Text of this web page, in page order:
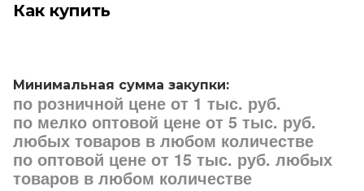
Как купить
Минимальная сумма закупки:
по розничной цене от 1 тыс. руб.
по мелко оптовой цене от 5 тыс. руб.
любых товаров в любом количестве
по оптовой цене от 15 тыс. руб. любых
товаров в любом количестве